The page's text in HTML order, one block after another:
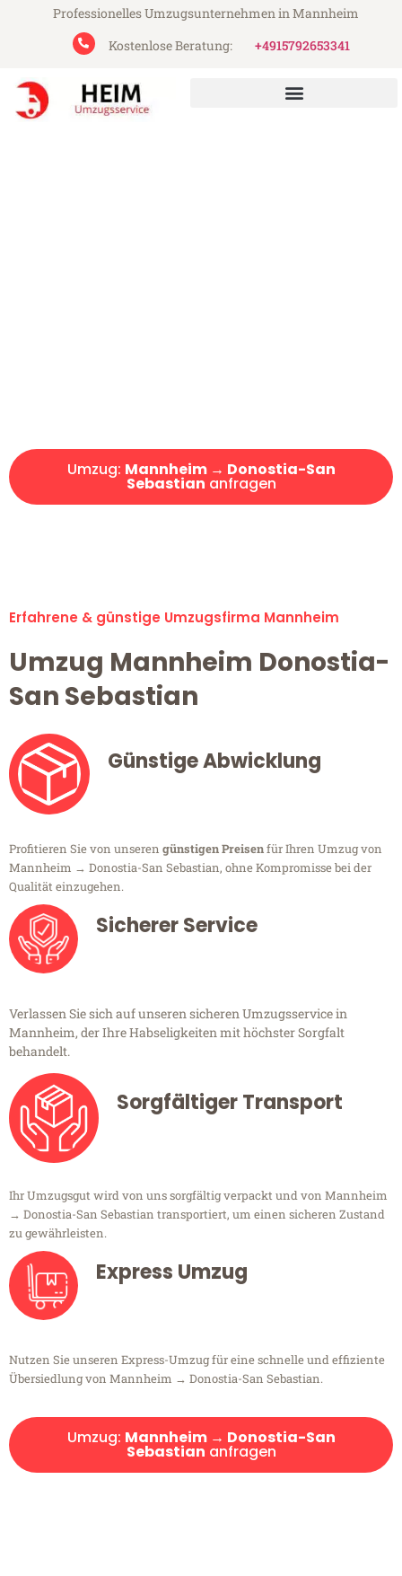
Professionelles Umzugsunternehmen in Mannheim
Kostenlose Beratung:
+4915792653341
Umzug: Mannheim → Donostia-San
Sebastian anfragen
Erfahrene & günstige Umzugsfirma Mannheim
Umzug Mannheim Donostia-
San Sebastian
Günstige Abwicklung
Profitieren Sie von unseren günstigen Preisenfür Ihren Umzug von
Mannheim → Donostia-San Sebastian, ohne Kompromisse bei der
Qualität einzugehen.
Sicherer Service
Verlassen Sie sich auf unseren sicheren Umzugsservice in
Mannheim, der Ihre Habseligkeiten mit höchster Sorgfalt
behandelt.
Sorgfältiger Transport
Ihr Umzugsgut wird von uns sorgfältig verpackt und von Mannheim
→ Donostia-San Sebastian transportiert, um einen sicheren Zustand
zu gewährleisten.
Express Umzug
Nutzen Sie unseren Express-Umzug für eine schnelle und effiziente
Übersiedlung von Mannheim → Donostia-San Sebastian.
Umzug: Mannheim → Donostia-San
Sebastian anfragen